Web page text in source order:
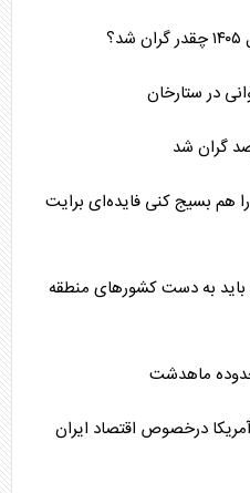
هم بسیج کنی فایده‌ای برایت
به دست کشورهای منطقه
ماهدشت
درخصوص اقتصاد ایران